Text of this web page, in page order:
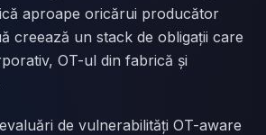
aproape oricărui producător
creează un stack de obligații care
OT-ul din fabrică și
de vulnerabilități OT-aware